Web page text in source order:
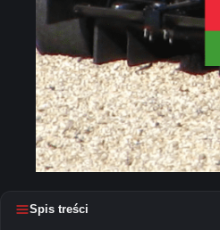
Spis treści